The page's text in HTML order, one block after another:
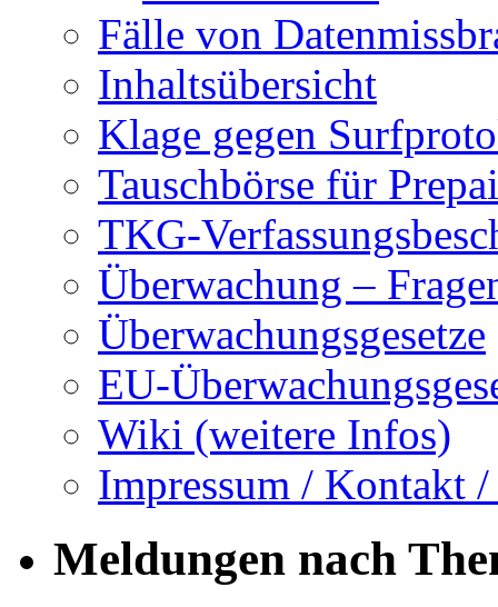
Fälle von
Inhaltsübersicht
Klage gegen
Tauschbörse für
TKG-
Überwachung –
Überwachungsgesetze
EU-
Wiki (weitere Infos)
Impressum / Kontakt
Meldungen nach